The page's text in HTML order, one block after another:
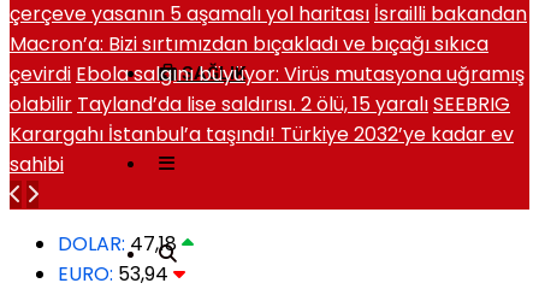
SAĞLIK
çerçeve yasanın 5 aşamalı yol haritası İsrailli bakandan
Macron’a: Bizi sırtımızdan bıçakladı ve bıçağı sıkıca
çevirdi Ebola salgını büyüyor: Virüs mutasyona uğramış
olabilir Tayland’da lise saldırısı. 2 ölü, 15 yaralıSEEBRIG
Karargahı İstanbul’a taşındı! Türkiye 2032’ye kadar ev
sahibi
DOLAR: 47,18
EURO: 53,94